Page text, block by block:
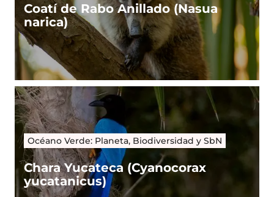
Coatí de Rabo Anillado (Nasua
narica)
Océano Verde: Planeta, Biodiversidad y SbN
Chara Yucateca (Cyanocorax
yucatanicus)